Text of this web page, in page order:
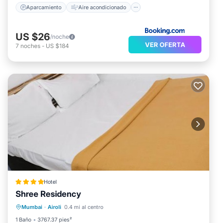
Aparcamiento Aire acondicionado
US $26/noche
7 noches - US $184 VER OFERTA
Hotel
Shree Residency
Mumbai · Airoli 0.4 mi al centro
1 Baño
3767.37 pies²
Aparcamiento
Internet
Apto para niños